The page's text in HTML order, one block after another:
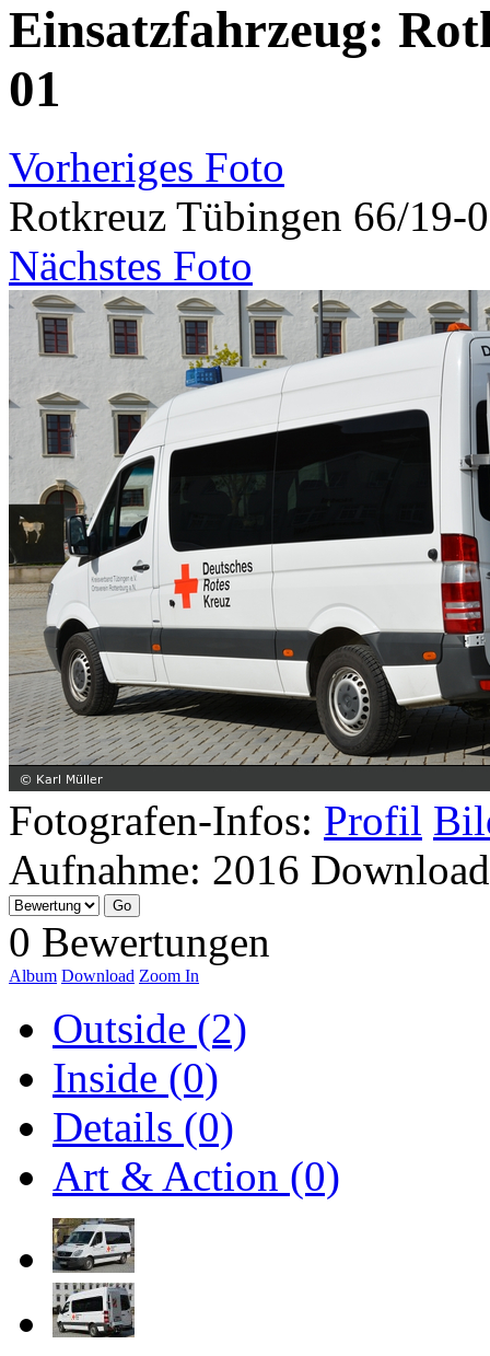
Einsatzfahrzeug:
01
Vorheriges Foto
Rotkreuz Tübingen 66/19-
Nächstes Foto
Fotografen-Infos: Profil
Aufnahme: 2016
0 Bewertungen
Album Download Zoom In
Outside (2)
Inside (0)
Details (0)
Art & Action (0)